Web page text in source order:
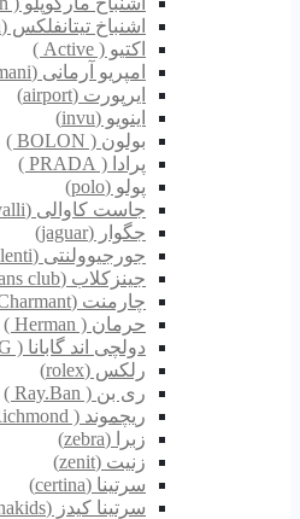
اشنباخ تیتانفلکس (eschenbach)
اکتیو ( Active )
امپریو آرمانی (emporio armani)
ایرپورت (airport)
اینویو (invu)
بولون ( BOLON )
پرادا ( PRADA )
پولو (polo)
جاست کاوالی (Justcavalli)
جگوار (jaguar)
جورجیوولنتی (gorgio valenti)
جینزکلاب (geans club)
چارمنت (Charmant)
حرمان ( Herman )
دولچی اند گابانا ( D & G )
رلکس (rolex)
ری بن ( Ray.Ban )
ریچموند ( Richmond )
زبرا (zebra)
زنیت (zenit)
سرتینا (certina)
سرتینا کیدز (certinakids)